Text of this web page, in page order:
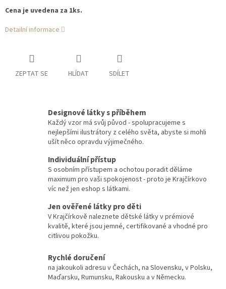
Cena je uvedena za 1ks.
Detailní informace
ZEPTAT SE HLÍDAT SDÍLET
Designové látky s příběhem
Každý vzor má svůj původ - spolupracujeme s
nejlepšími ilustrátory z celého světa, abyste si mohli
ušít něco opravdu výjimečného.
Individuální přístup
S osobním přístupem a ochotou poradit děláme
maximum pro vaši spokojenost - proto je Krajčírkovo
víc než jen eshop s látkami.
Jen ověřené látky pro děti
V Krajčírkově naleznete dětské látky v prémiové
kvalitě, které jsou jemné, certifikované a vhodné pro
citlivou pokožku.
Rychlé doručení
na jakoukoli adresu v Čechách, na Slovensku, v Polsku,
Maďarsku, Rumunsku, Rakousku a v Německu.